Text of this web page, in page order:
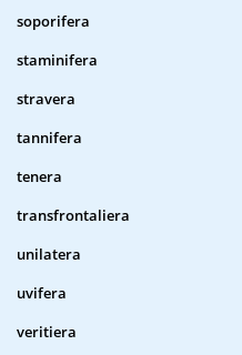
soporifera
staminifera
stravera
tannifera
tenera
transfrontaliera
unilatera
uvifera
veritiera